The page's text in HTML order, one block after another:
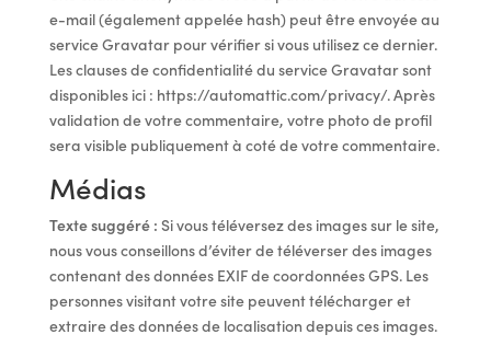
e-mail (également appelée hash) peut être envoyée au
service Gravatar pour vérifier si vous utilisez ce dernier.
Les clauses de confidentialité du service Gravatar sont
disponibles ici : https://automattic.com/privacy/. Après
validation de votre commentaire, votre photo de profil
sera visible publiquement à coté de votre commentaire.
Médias
Texte suggéré : Si vous téléversez des images sur le site,
nous vous conseillons d’éviter de téléverser des images
contenant des données EXIF de coordonnées GPS. Les
personnes visitant votre site peuvent télécharger et
extraire des données de localisation depuis ces images.